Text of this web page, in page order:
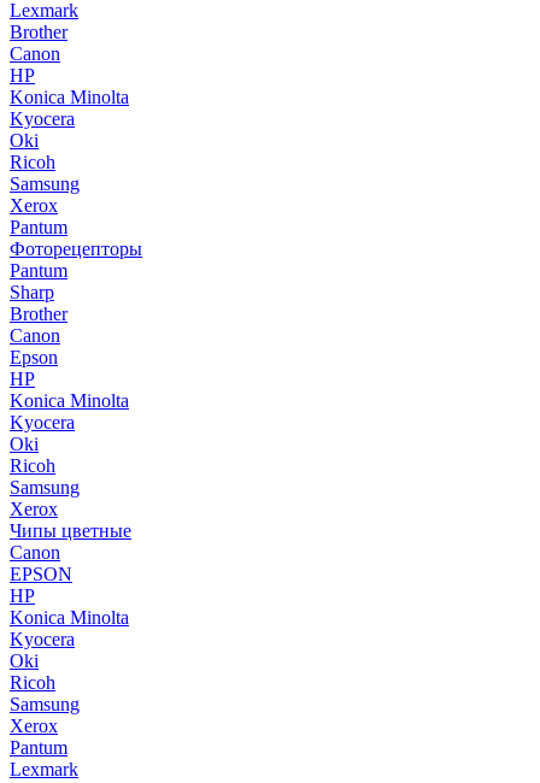
Lexmark
Brother
Canon
HP
Konica Minolta
Kyocera
Oki
Ricoh
Samsung
Xerox
Pantum
Фоторецепторы
Pantum
Sharp
Brother
Canon
Epson
HP
Konica Minolta
Kyocera
Oki
Ricoh
Samsung
Xerox
Чипы цветные
Canon
EPSON
HP
Konica Minolta
Kyocera
Oki
Ricoh
Samsung
Xerox
Pantum
Lexmark